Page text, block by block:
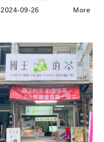
送一】
2024-09-26 More